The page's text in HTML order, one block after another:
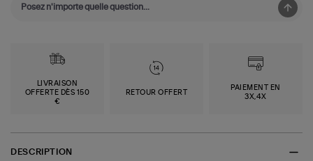
LIVRAISON
OFFERTE DÈS 150
€
RETOUR OFFERT
PAIEMENT EN
3X,4X
DESCRIPTION